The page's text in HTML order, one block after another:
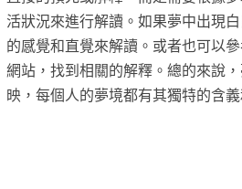
活狀況來進行解讀。如果夢中出現
的感覺和直覺來解讀。或者也可以
網站，找到相關的解釋。總的來說
映，每個人的夢境都有其獨特的含義